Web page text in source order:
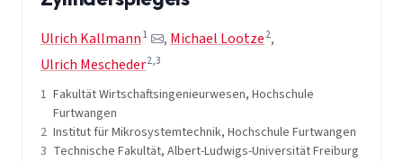
Ulrich Kallmann 1 , Michael Lootze 2,
Ulrich Mescheder2,3
1 Fakultät Wirtschaftsingenieurwesen, Hochschule
Furtwangen
2 Institut für Mikrosystemtechnik, Hochschule Furtwangen
3 Technische Fakultät, Albert-Ludwigs-Universität Freiburg